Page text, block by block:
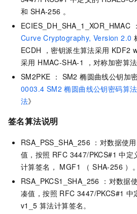
和 SHA-256 。
ECIES_DH_SHA_1_XOR_HMAC
Curve Cryptography, Version 2.0
ECDH ，密钥派生算法采用 KDF2
采用 HMAC-SHA-1 ，对称加密算法
SM2PKE ： SM2 椭圆曲线公钥加
0003.4 SM2 椭圆曲线公钥密码算
法》
签名算法说明
RSA_PSS_SHA_256 ：对数据使
值，按照 RFC 3447/PKCS#1 中定
计算签名， MGF1 （ SHA-256 ）。
RSA_PKCS1_SHA_256 ：对数据
凑值，按照 RFC 3447/PKCS#1 中
v1_5 算法计算签名。